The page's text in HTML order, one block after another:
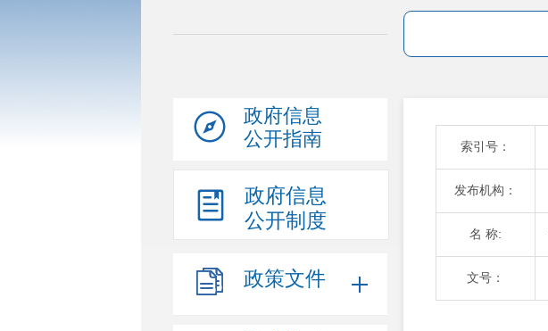
政府信息
公开指南
政府信息
公开制度
政策文件
索引号：
发布机构：
名 称:
文号：